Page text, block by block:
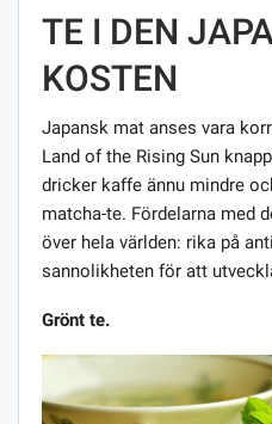
TE I DEN
KOSTEN
Japansk mat anses vara
Land of the Rising Sun
dricker kaffe ännu mindre
matcha-te. Fördelarna med
över hela världen: rika på
sannolikheten för att
Grönt te.